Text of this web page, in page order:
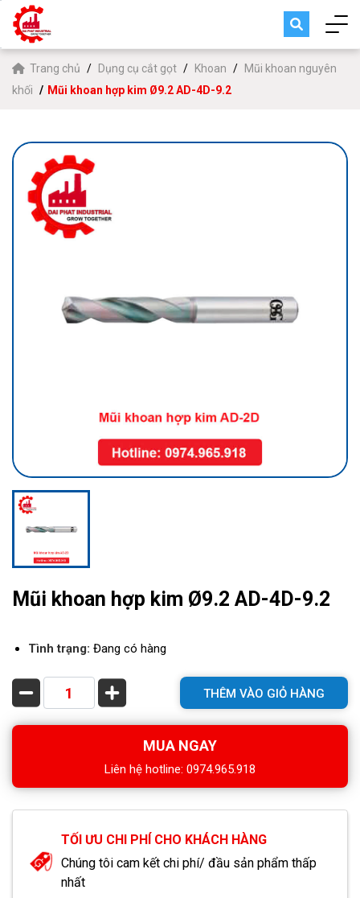
Trang chủ Dụng cụ cắt gọt Khoan
Mũi khoan nguyên
khối
Mũi khoan hợp kim Ø9.2 AD-4D-9.2
Mũi khoan hợp kim Ø9.2 AD-4D-9.2
Tình trạng: Đang có hàng
THÊM VÀO GIỎ HÀNG
MUA NGAY
Liên hệ hotline: 0974.965.918
TỐI ƯU CHI PHÍ CHO KHÁCH HÀNG
Chúng tôi cam kết chi phí/ đầu sản phẩm thấp
nhất